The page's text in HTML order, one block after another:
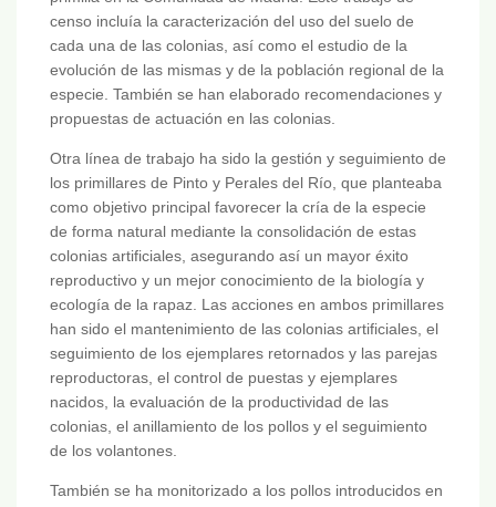
censo incluía la caracterización del uso del suelo de
cada una de las colonias, así como el estudio de la
evolución de las mismas y de la población regional de la
especie. También se han elaborado recomendaciones y
propuestas de actuación en las colonias.
Otra línea de trabajo ha sido la gestión y seguimiento de
los primillares de Pinto y Perales del Río, que planteaba
como objetivo principal favorecer la cría de la especie
de forma natural mediante la consolidación de estas
colonias artificiales, asegurando así un mayor éxito
reproductivo y un mejor conocimiento de la biología y
ecología de la rapaz. Las acciones en ambos primillares
han sido el mantenimiento de las colonias artificiales, el
seguimiento de los ejemplares retornados y las parejas
reproductoras, el control de puestas y ejemplares
nacidos, la evaluación de la productividad de las
colonias, el anillamiento de los pollos y el seguimiento
de los volantones.
También se ha monitorizado a los pollos introducidos en